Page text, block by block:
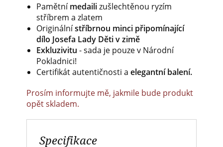
Pamětnímedailizušlechtěnou ryzím
stříbrem a zlatem
Originálnístříbrnou minci připomínající
dílo Josefa Lady Děti v zimě
Exkluzivitu - sada je pouze v Národní
Pokladnici!
Certifikát autentičnosti a elegantní balení.
Prosím informujte mě, jakmile bude produkt
opět skladem.
Specifikace